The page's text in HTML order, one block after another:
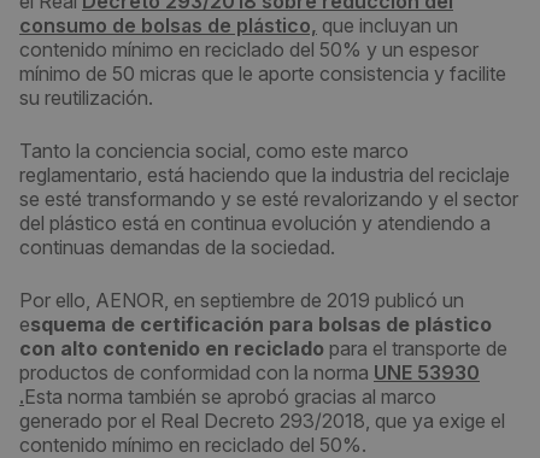
consumo de bolsas de plástico, que incluyan un
contenido mínimo en reciclado del 50% y un espesor
mínimo de 50 micras que le aporte consistencia y facilite
su reutilización.
Tanto la conciencia social, como este marco
reglamentario, está haciendo que la industria del reciclaje
se esté transformando y se esté revalorizando y el sector
del plástico está en continua evolución y atendiendo a
continuas demandas de la sociedad.
Por ello, AENOR, en septiembre de 2019 publicó un
esquema de certificación para bolsas de plástico
con alto contenido en reciclado para el transporte de
productos de conformidad con la norma UNE 53930
.Esta norma también se aprobó gracias al marco
generado por el Real Decreto 293/2018, que ya exige el
contenido mínimo en reciclado del 50%.